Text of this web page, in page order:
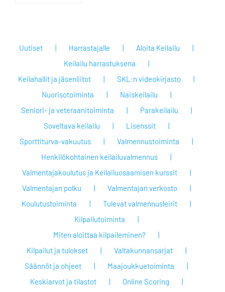
Uutiset Harrastajalle
Aloita Keilailu
Keilailu harrastuksena
Keilahallit ja jäsenliitot
SKL:n videokirjasto
Nuorisotoiminta
Naiskeilailu
Seniori- ja veteraanitoiminta
Parakeilailu
Soveltava keilailu
Lisenssit
Sporttiturva-vakuutus
Valmennustoiminta
Henkilökohtainen keilailuvalmennus
Valmentajakoulutus ja Keilailuosaamisen kurssit
Valmentajan polku
Valmentajan verkosto
Koulutustoiminta
Tulevat valmennusleirit
Kilpailutoiminta
Miten aloittaa kilpaileminen?
Kilpailut ja tulokset
Valtakunnansarjat
Säännöt ja ohjeet
Maajoukkuetoiminta
Keskiarvot ja tilastot
Online Scoring